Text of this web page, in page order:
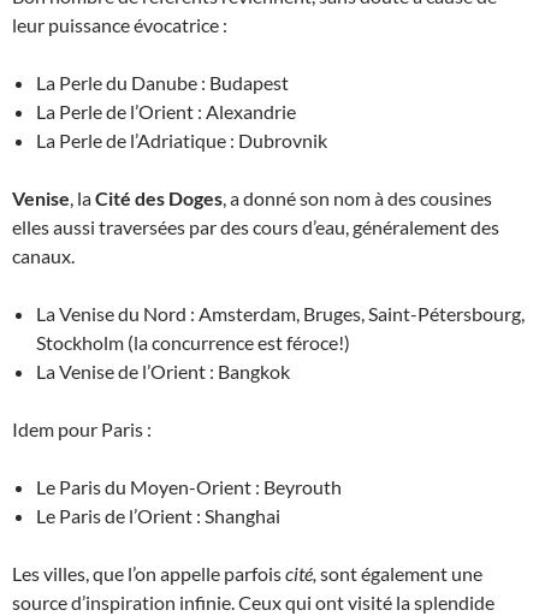
leur puissance évocatrice :
La Perle du Danube : Budapest
La Perle de l’Orient : Alexandrie
La Perle de l’Adriatique : Dubrovnik
Venise, laCité des Doges, a donné son nom à des cousines
elles aussi traversées par des cours d’eau, généralement des
canaux.
La Venise du Nord : Amsterdam, Bruges, Saint-Pétersbourg,
Stockholm (la concurrence est féroce!)
La Venise de l’Orient : Bangkok
Idem pour Paris :
Le Paris du Moyen-Orient : Beyrouth
Le Paris de l’Orient : Shanghai
Les villes, que l’on appelle parfoiscité, sont également une
source d’inspiration infinie. Ceux qui ont visité la splendide